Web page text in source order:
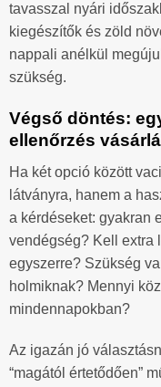
tavasszal nyári
kiegészítők és zöld
nappali anélkül
szükség.
Végső döntés:
ellenőrzés
Ha két opció között
látványra, hanem a
a kérdéseket: gyakran
vendégség? Kell extra
egyszerre? Szükség
holmiknak? Mennyi
mindennapokban?
Az igazán jó
“magától értetődően”